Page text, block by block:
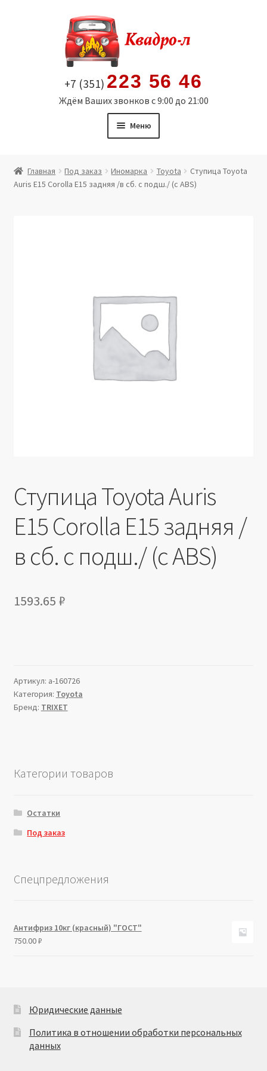
содержимому
+7 (351) 223 56 46
Ждём Ваших звонков с 9:00 до 21:00
Меню
Витрина
Юридические данные
Главная Под заказ Иномарка Toyota
Ступица Toyota
Auris E15 Corolla E15 задняя /в сб. с подш./ (с ABS)
Ступица Toyota Auris
E15 Corolla E15 задняя /
в сб. с подш./ (с ABS)
1593.65 ₽
Артикул: a-160726
Категория: Toyota
Бренд: TRIXET
Категории товаров
Остатки
Под заказ
Спецпредложения
Антифриз 10кг (красный) "ГОСТ"
750.00₽
Юридические данные
Политика в отношении обработки персональных
данных